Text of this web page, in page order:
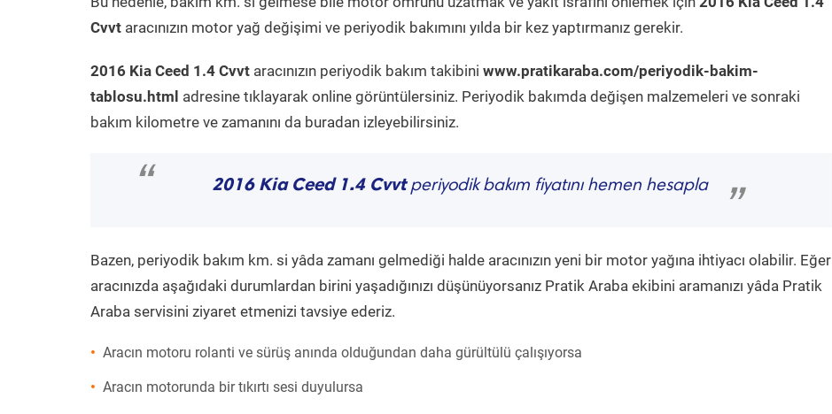
Cvvt aracınızın motor yağ değişimi ve periyodik bakımını yılda bir kez yaptırmanız gerekir.
2016 Kia Ceed 1.4 Cvvt aracınızın periyodik bakım takibini www.pratikaraba.com/periyodik-bakim-
tablosu.html adresine tıklayarak online görüntülersiniz. Periyodik bakımda değişen malzemeleri ve sonraki
bakım kilometre ve zamanını da buradan izleyebilirsiniz.
“ 2016 Kia Ceed 1.4 Cvvtperiyodik bakım fiyatını hemen hesapla
”
Bazen, periyodik bakım km. si yâda zamanı gelmediği halde aracınızın yeni bir motor yağına ihtiyacı olabilir. Eğer
aracınızda aşağıdaki durumlardan birini yaşadığınızı düşünüyorsanız Pratik Araba ekibini aramanızı yâda Pratik
Araba servisini ziyaret etmenizi tavsiye ederiz.
Aracın motoru rolanti ve sürüş anında olduğundan daha gürültülü çalışıyorsa
Aracın motorunda bir tıkırtı sesi duyulursa